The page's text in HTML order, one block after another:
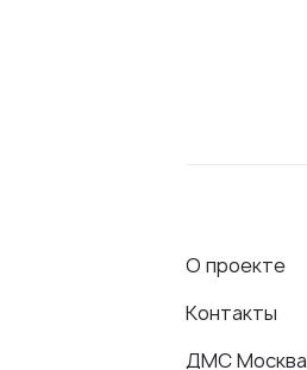
О проекте
Контакты
ДМС Москва